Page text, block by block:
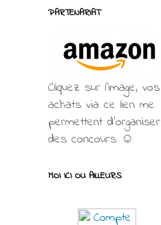
PARTENARIAT
Cliquez sur l'image, vos
achats via ce lien me
permettent d’organiser
des concours ☺
MOI ICI OU AILLEURS